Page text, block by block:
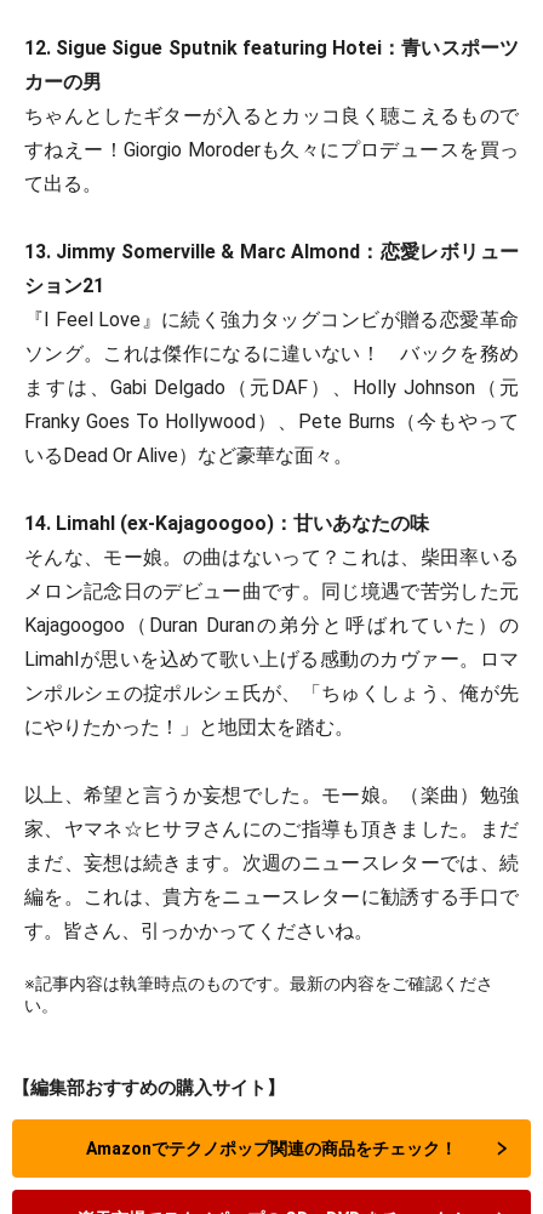
12. Sigue Sigue Sputnik featuring Hotei：青いスポーツ
カーの男
ちゃんとしたギターが入るとカッコ良く聴こえるもので
すねえー！Giorgio Moroderも久々にプロデュースを買っ
て出る。
13. Jimmy Somerville & Marc Almond：恋愛レボリュー
ション21
『I Feel Love』に続く強力タッグコンビが贈る恋愛革命
ソング。これは傑作になるに違いない！ バックを務め
ますは、Gabi Delgado（元DAF）、Holly Johnson（元
Franky Goes To Hollywood）、Pete Burns（今もやって
いるDead Or Alive）など豪華な面々。
14. Limahl (ex-Kajagoogoo)：甘いあなたの味
そんな、モー娘。の曲はないって？これは、柴田率いる
メロン記念日のデビュー曲です。同じ境遇で苦労した元
Kajagoogoo（Duran Duranの弟分と呼ばれていた）の
Limahlが思いを込めて歌い上げる感動のカヴァー。ロマ
ンポルシェの掟ポルシェ氏が、「ちゅくしょう、俺が先
にやりたかった！」と地団太を踏む。
以上、希望と言うか妄想でした。モー娘。（楽曲）勉強
家、ヤマネ☆ヒサヲさんにのご指導も頂きました。まだ
まだ、妄想は続きます。次週のニュースレターでは、続
編を。これは、貴方をニュースレターに勧誘する手口で
す。皆さん、引っかかってくださいね。
※記事内容は執筆時点のものです。最新の内容をご確認くださ
い。
【編集部おすすめの購入サイト】
Amazonでテクノポップ関連の商品をチェック！